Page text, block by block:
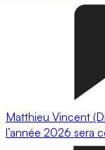
Matthieu Vincent
l’année 2026 sera